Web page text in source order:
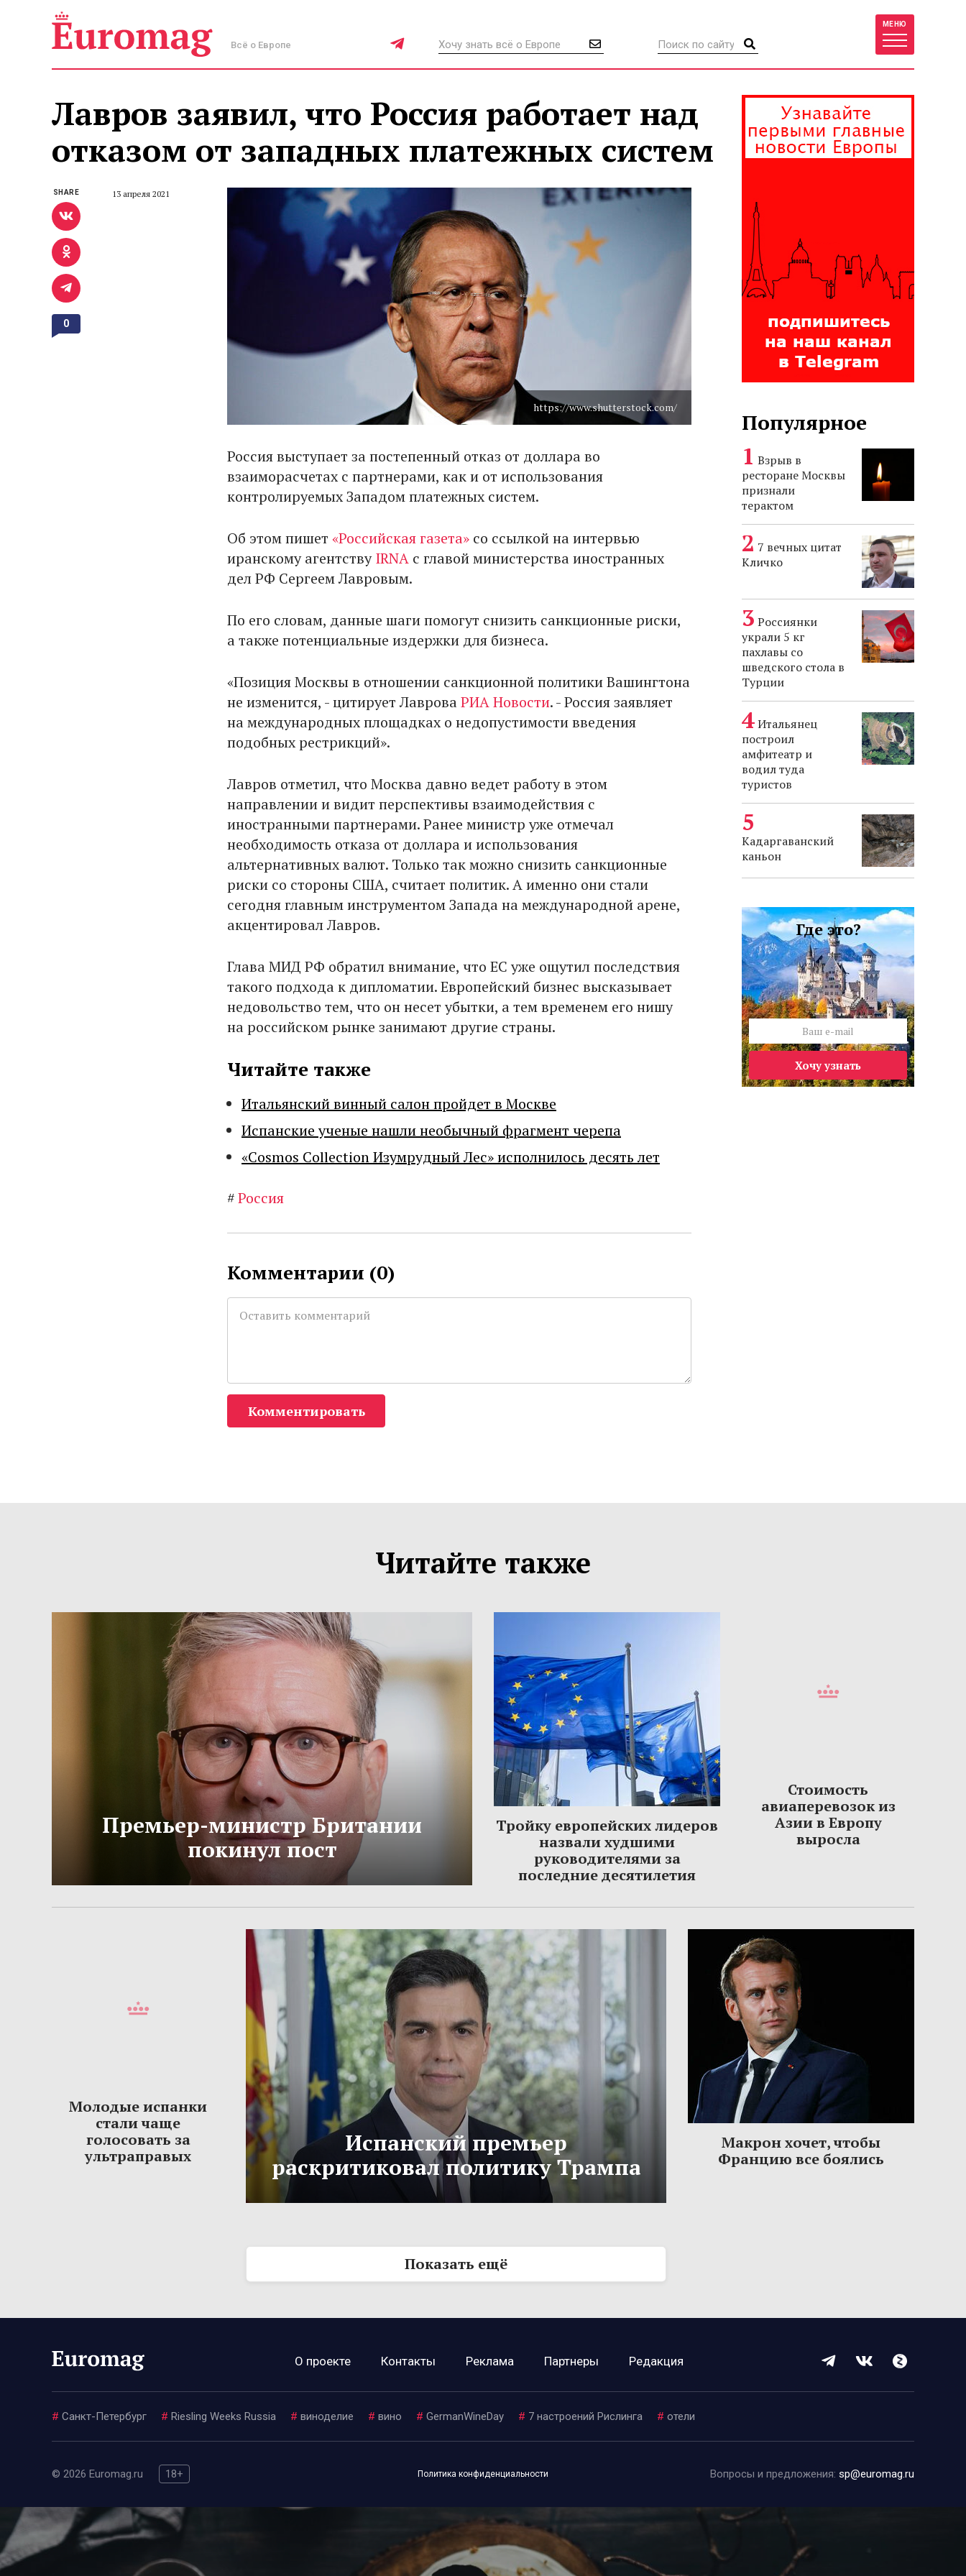
Всё о Европе
МЕНЮ
Лавров заявил, что Россия работает над
отказом от западных платежных систем
13 апреля 2021
https://www.shutterstock.com/
Россия выступает за постепенный отказ от доллара во
взаиморасчетах с партнерами, как и от использования
контролируемых Западом платежных систем.
Об этом пишет «Российская газета» со ссылкой на интервью
иранскому агентствуIRNA с главой министерства иностранных
дел РФ Сергеем Лавровым.
По его словам, данные шаги помогут снизить санкционные риски,
а также потенциальные издержки для бизнеса.
«Позиция Москвы в отношении санкционной политики Вашингтона
не изменится, - цитирует ЛавроваРИА Новости. - Россия заявляет
на международных площадках о недопустимости введения
подобных рестрикций».
Лавров отметил, что Москва давно ведет работу в этом
направлении и видит перспективы взаимодействия с
иностранными партнерами. Ранее министр уже отмечал
необходимость отказа от доллара и использования
альтернативных валют. Только так можно снизить санкционные
риски со стороны США, считает политик. А именно они стали
сегодня главным инструментом Запада на международной арене,
акцентировал Лавров.
Глава МИД РФ обратил внимание, что ЕС уже ощутил последствия
такого подхода к дипломатии. Европейский бизнес высказывает
недовольство тем, что он несет убытки, а тем временем его нишу
на российском рынке занимают другие страны.
Читайте также
Итальянский винный салон пройдет в Москве
Испанские ученые нашли необычный фрагмент черепа
«Cosmos Collection Изумрудный Лес» исполнилось десять лет
#Россия
SHARE
0
Комментарии (0)
Комментировать
Популярное
Взрыв в
ресторане Москвы
признали
терактом
7 вечных цитат
Кличко
Россиянки
украли 5 кг
пахлавы со
шведского стола в
Турции
Итальянец
построил
амфитеатр и
водил туда
туристов
Кадаргаванский
каньон
Где это?
Хочу узнать
Читайте также
Премьер-министр Британии
покинул пост
Тройку европейских лидеров
назвали худшими
руководителями за
последние десятилетия
Стоимость
авиаперевозок из
Азии в Европу
выросла
Молодые испанки
стали чаще
голосовать за
ультраправых
Испанский премьер
раскритиковал политику Трампа
Макрон хочет, чтобы
Францию все боялись
Показать ещё
О проекте Контакты Реклама Партнеры Редакция
# Санкт-Петербург # Riesling Weeks Russia # виноделие # вино # GermanWineDay # 7 настроений Рислинга # отели
© 2026 Euromag.ru 18+ Политика конфиденциальности Вопросы и предложения: sp@euromag.ru